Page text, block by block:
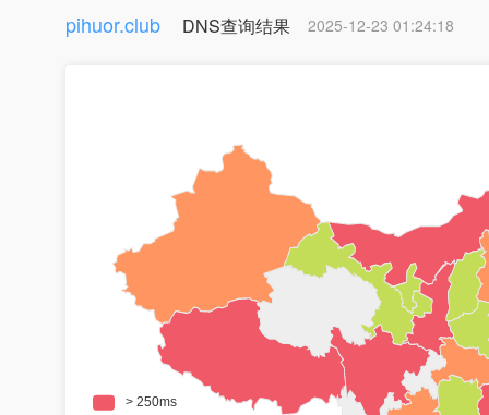
pihuor.club DNS查询结果 2025-12-23 01:24:18